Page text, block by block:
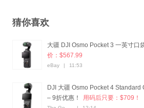
猜你喜欢
大疆 DJI Osmo Pocket 3 一英寸口
价：$567.99
eBay | 11:53
DJI 大疆 Osmo Pocket 4
– 9折优惠！
用码后只要：$709！